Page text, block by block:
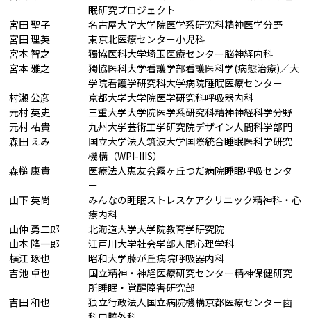
眠研究プロジェクト
宮田 聖子
名古屋大学大学院医学系研究科精神医学分野
宮田 理英
東京北医療センター小児科
宮本 智之
獨協医科大学埼玉医療センター脳神経内科
宮本 雅之
獨協医科大学看護学部看護医科学(病態治療)／大
学院看護学研究科大学病院睡眠医療センター
村瀬 公彦
京都大学大学院医学研究科呼吸器内科
元村 英史
三重大学大学院医学系研究科精神神経科学分野
元村 祐貴
九州大学芸術工学研究院デザイン人間科学部門
森田 えみ
国立大学法人筑波大学国際統合睡眠医科学研究
機構（WPI-IIIS）
森槌 康貴
医療法人恵友会霧ヶ丘つだ病院睡眠呼吸センタ
ー
山下 英尚
みんなの睡眠ストレスケアクリニック精神科・心
療内科
山仲 勇二郎
北海道大学大学院教育学研究院
山本 隆一郎
江戸川大学社会学部人間心理学科
横江 琢也
昭和大学藤が丘病院呼吸器内科
吉池 卓也
国立精神・神経医療研究センター精神保健研究
所睡眠・覚醒障害研究部
吉田 和也
独立行政法人国立病院機構京都医療センター歯